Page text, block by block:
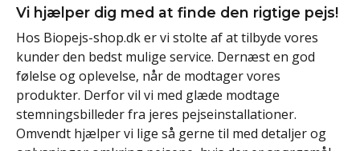
Vi hjælper dig med at finde den rigtige pejs!
Hos Biopejs-shop.dk er vi stolte af at tilbyde vores
kunder den bedst mulige service. Dernæst en god
følelse og oplevelse, når de modtager vores
produkter. Derfor vil vi med glæde modtage
stemningsbilleder fra jeres pejseinstallationer.
Omvendt hjælper vi lige så gerne til med detaljer og